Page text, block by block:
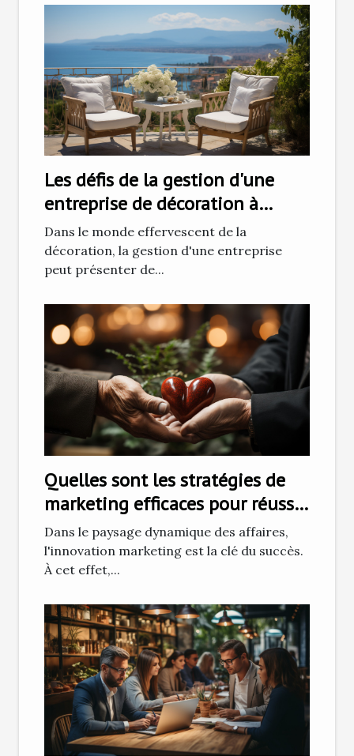
Les défis de la gestion d'une
entreprise de décoration à
Ajaccio
Dans le monde effervescent de la
décoration, la gestion d'une entreprise
peut présenter de...
Quelles sont les stratégies de
marketing efficaces pour réussir
à fidéliser les clients ?
Dans le paysage dynamique des affaires,
l'innovation marketing est la clé du succès.
À cet effet,...